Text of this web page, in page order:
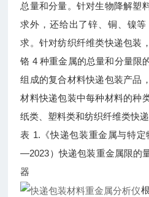
总量和分量。针对生物降解塑
求外，还给出了锌、铜、镍
求。针对纺织纤维类快递包装
铬 4 种重金属的总量和分量限
组成的复合材料快递包装产品
材料快递包装中每种材料的种
纸类、塑料类和纺织纤维类快
表 1.《快递包装重金属与特
—2023）快递包装重金属限的
器